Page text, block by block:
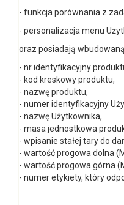
- funkcja porównania z
- personalizacja menu
oraz posiadają
- nr identyfikacyjny
- kod kreskowy produktu,
- nazwę produktu,
- numer identyfikacyjny
- nazwę Użytkownika,
- masa jednostkowa
- wpisanie stałej tary do
- wartość progowa dolna
- wartość progowa górna
- numer etykiety, który